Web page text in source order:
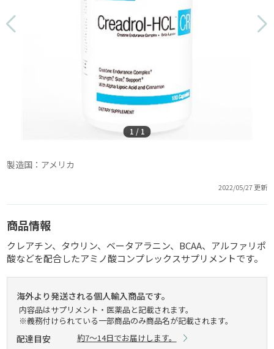
1 / 1
製造国：アメリカ
2022/05/27 更新
商品情報
クレアチン、タウリン、ベータアラニン、BCAA、アルファリポ
酸などを配合したアミノ酸コンプレックスサプリメントです。
海外より発送される個人輸入商品です。
内容品はサプリメント・医薬品と記載されます。
※義務付けられている一部商品のみ商品名が記載されます。
配達目安 約7～14日でお届けします。